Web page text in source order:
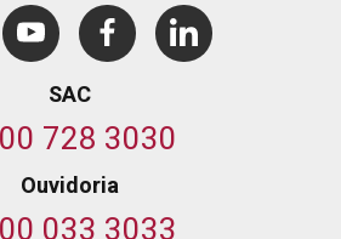
SAC
728 3030
Ouvidoria